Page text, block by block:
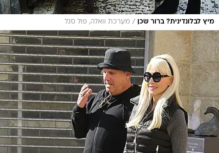
מיץ לבלונדינית? ברור שכן / מערכת וואלה, פול סגל